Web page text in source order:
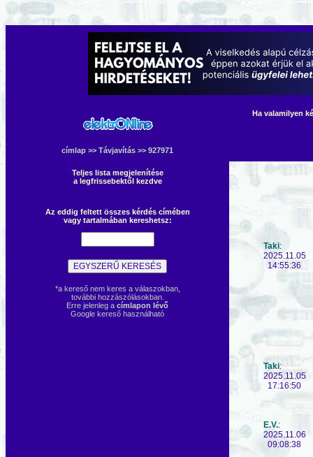
címlap >> Távjavítás >> 927971
Ha valamilyen
Teljes lista megjelenítése
a legfrissebektől kezdve
Az eddig feltett összes kérdés címében
vagy tartalmában kereshetsz:
*a kereső nem keres a válaszokban,
további hozzászólásokban.
Erre jelenleg a címlapon lévő
Google kereső használható
Taki:
2025.11.05
14:55:36
Taki:
2025.11.05
17:16:50
E.V.:
2025.11.06
09:08:38